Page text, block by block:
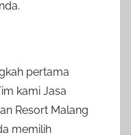
pertama
kami Jasa
Resort Malang
memilih